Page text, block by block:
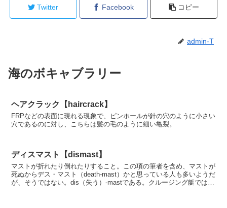
Twitter Facebook コピー
admin-T
海のボキャブラリー
ヘアクラック【haircrack】
FRPなどの表面に現れる現象で、ピンホールが針の穴のように小さい
穴であるのに対し、こちらは髪の毛のように細い亀裂。
ディスマスト【dismast】
マストが折れたり倒れたりすること。この項の筆者を含め、マストが
死ぬからデス・マスト（death-mast）かと思っている人も多いようだ
が、そうではない。dis（失う）-mastである。クルージング艇ではよ